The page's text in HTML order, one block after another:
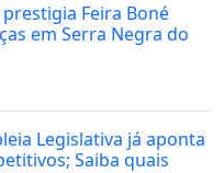
Feira Boné
em Serra Negra do
Legislativa já aponta
Saiba quais